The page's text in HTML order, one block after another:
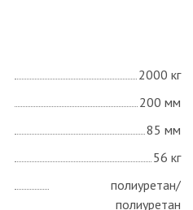
2000 кг
200 мм
85 мм
56 кг
полиуретан/
полиуретан